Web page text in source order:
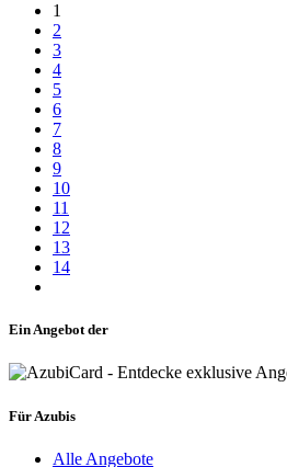
1
2
3
4
5
6
7
8
9
10
11
12
13
14
Ein Angebot der
Für Azubis
Alle Angebote